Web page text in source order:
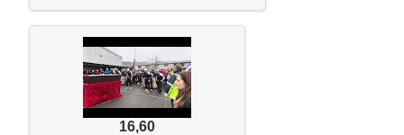
16,60